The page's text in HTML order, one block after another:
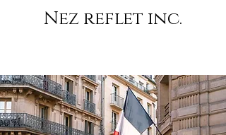
Nez reflet inc.